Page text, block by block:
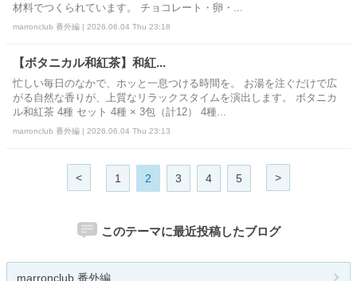
材料でつくられています。 チョコレート・卵・...
marronclub 番外編 | 2026.06.04 Thu 23:18
【ボタニカル和紅茶】和紅...
忙しい毎日のなかで、ホッと一息つける時間を。 お湯を注ぐだけで広
がる自然な香りが、上質なリラックスタイムを演出します。 ボタニカ
ル和紅茶 4種 セット 4種 × 3包（計12） 4種...
marronclub 番外編 | 2026.06.04 Thu 23:13
< 1 2 3 4 5 >
このテーマに最近投稿したブログ
marronclub 番外編